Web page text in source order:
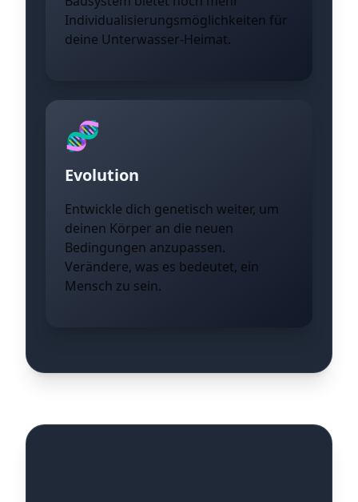
Individualisierungsmöglichkeiten für
deine Unterwasser-Heimat.
🧬
Evolution
Entwickle dich genetisch weiter, um
deinen Körper an die neuen
Bedingungen anzupassen.
Verändere, was es bedeutet, ein
Mensch zu sein.